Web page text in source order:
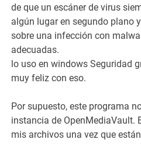
de que un escáner de virus
algún lugar en segundo plano
sobre una infección con
adecuadas.
lo uso en windowsSeguridad
muy feliz con eso.
Por supuesto, este programa
instancia de OpenMediaVault.
mis archivos una vez que